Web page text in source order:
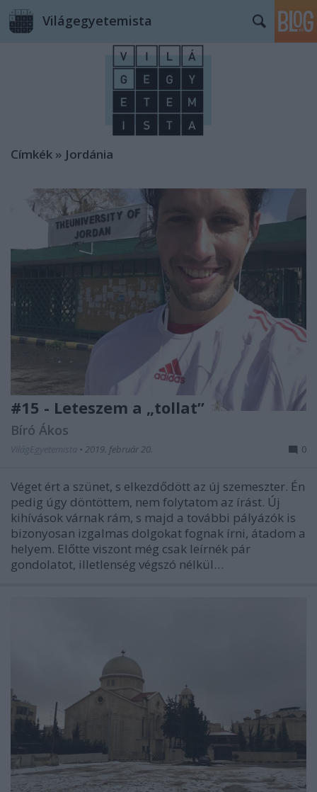
Világegyetemista
Címkék » Jordánia
#15 - Leteszem a „tollat”
Bíró Ákos
VilágEgyetemista • 2019. február 20. 0
Véget ért a szünet, s elkezdődött az új szemeszter. Én
pedig úgy döntöttem, nem folytatom az írást. Új
kihívások várnak rám, s majd a további pályázók is
bizonyosan izgalmas dolgokat fognak írni, átadom a
helyem. Előtte viszont még csak leírnék pár
gondolatot, illetlenség végszó nélkül…